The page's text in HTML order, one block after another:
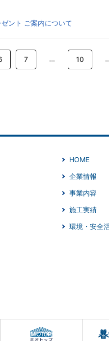
ント ご案内について
7 ... 10
HOME
企業情報
事業内容
施工実績
環境・安全